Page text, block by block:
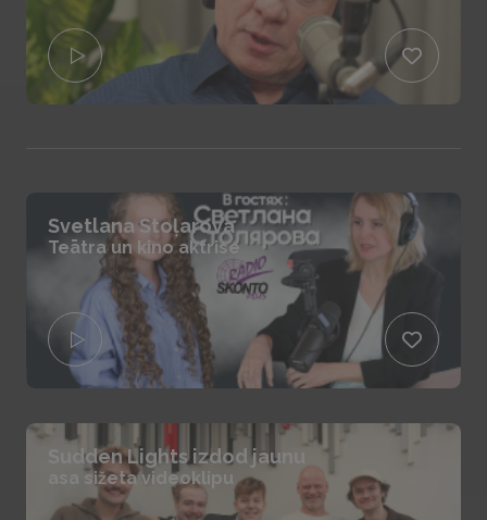
Svetlana Stoļarova
Teātra un kino aktrise
Sudden Lights izdod jaunu
asa sižeta videoklipu